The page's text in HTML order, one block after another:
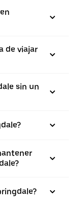
de viajar
sin un